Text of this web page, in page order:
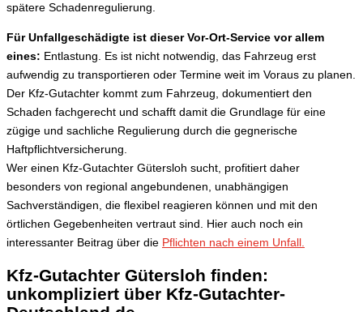
spätere Schadenregulierung.
Für Unfallgeschädigte ist dieser Vor-Ort-Service vor allem
eines: Entlastung. Es ist nicht notwendig, das Fahrzeug erst
aufwendig zu transportieren oder Termine weit im Voraus zu planen.
Der Kfz-Gutachter kommt zum Fahrzeug, dokumentiert den
Schaden fachgerecht und schafft damit die Grundlage für eine
zügige und sachliche Regulierung durch die gegnerische
Haftpflichtversicherung.
Wer einen Kfz-Gutachter Gütersloh sucht, profitiert daher
besonders von regional angebundenen, unabhängigen
Sachverständigen, die flexibel reagieren können und mit den
örtlichen Gegebenheiten vertraut sind. Hier auch noch ein
interessanter Beitrag über die Pflichten nach einem Unfall.
Kfz-Gutachter Gütersloh finden:
unkompliziert über Kfz-Gutachter-